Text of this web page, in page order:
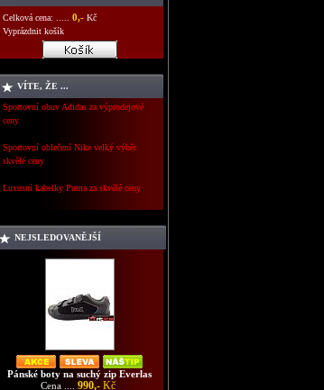
Celková cena: ..... 0,- Kč
Vyprázdnit košík
VÍTE, ŽE ...
Sportovní obuv Adidas za výprodejové
ceny
Sportovní oblečení Nike velký výběr
skvělé ceny
Luxusní kabelky Puma za skvělé ceny
NEJSLEDOVANĚJŠÍ
Pánské boty na suchý zip Everlas
Cena .... 990,- Kč